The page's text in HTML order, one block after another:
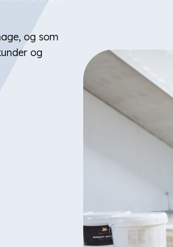
og som
og